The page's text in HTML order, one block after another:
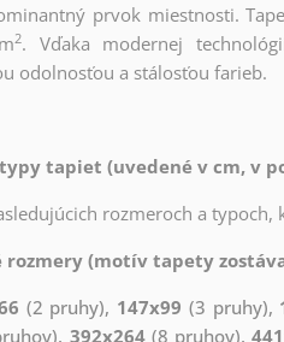
prvok miestnosti.
2. Vďaka modernej
odolnosťou a stálosťou farieb.
tapiet (uvedené v cm, v
rozmeroch a
rozmery (motív tapety
(2 pruhy), 147x99 (3 pruhy),
392x264(8 pruhov),